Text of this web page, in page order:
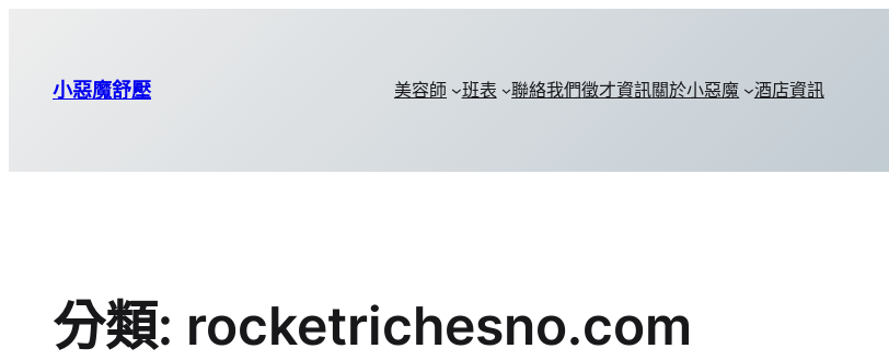
小惡魔舒壓 美容師 班表 聯絡我們徵才資訊關於小惡魔 酒店資訊
分類: rocketrichesno.com